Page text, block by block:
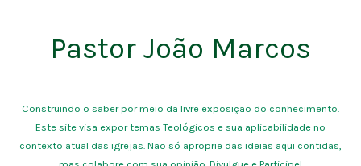
Pastor João Marcos
Construindo o saber por meio da livre exposição do conhecimento.
Este site visa expor temas Teológicos e sua aplicabilidade no
contexto atual das igrejas. Não só aproprie das ideias aqui contidas,